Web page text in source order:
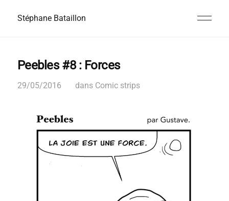
Stéphane Bataillon
Peebles #8 : Forces
29/05/2016 dans Comic strips